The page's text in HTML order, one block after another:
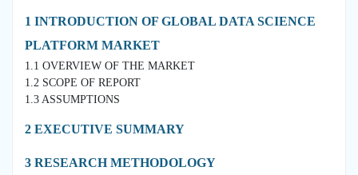
1 INTRODUCTION OF GLOBAL DATA SCIENCE
PLATFORM MARKET
1.1 OVERVIEW OF THE MARKET
1.2 SCOPE OF REPORT
1.3 ASSUMPTIONS
2 EXECUTIVE SUMMARY
3 RESEARCH METHODOLOGY